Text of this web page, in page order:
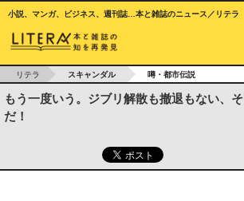
小説、マンガ、ビジネス、週刊誌…本と雑誌のニュース／リテラ
リテラ スキャンダル 噂・都市伝説
もう一度いう。ジブリ解散も撤退もない、
だ！